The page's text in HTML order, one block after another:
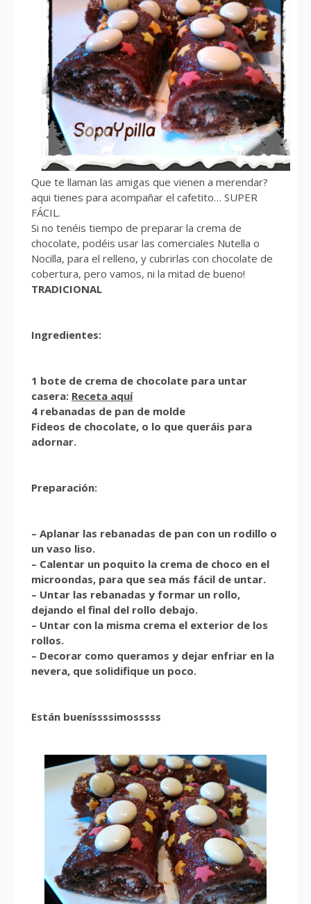
Que te llaman las amigas que vienen a merendar?
aqui tienes para acompañar el cafetito… SUPER
FÁCIL.
Si no tenéis tiempo de preparar la crema de
chocolate, podéis usar las comerciales Nutella o
Nocilla, para el relleno, y cubrirlas con chocolate de
cobertura, pero vamos, ni la mitad de bueno!
TRADICIONAL
Ingredientes:
1 bote de crema de chocolate para untar
casera: Receta aquí
4 rebanadas de pan de molde
Fideos de chocolate, o lo que queráis para
adornar.
Preparación:
– Aplanar las rebanadas de pan con un rodillo o
un vaso liso.
– Calentar un poquito la crema de choco en el
microondas, para que sea más fácil de untar.
– Untar las rebanadas y formar un rollo,
dejando el final del rollo debajo.
– Untar con la misma crema el exterior de los
rollos.
– Decorar como queramos y dejar enfriar en la
nevera, que solidifique un poco.
Están bueníssssimosssss